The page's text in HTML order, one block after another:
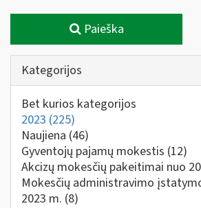
Paieška
Kategorijos
Bet kurios kategorijos
2023 (225)
Naujiena (46)
Gyventojų pajamų mokestis (12)
Akcizų mokesčių pakeitimai nuo
Mokesčių administravimo
2023 m. (8)